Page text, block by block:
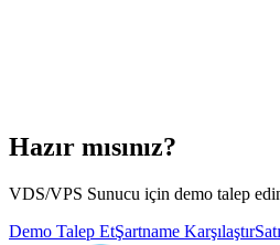
Hazır mısınız?
VDS/VPS Sunucu için demo talep
Demo Talep EtŞartname Karşılaştır